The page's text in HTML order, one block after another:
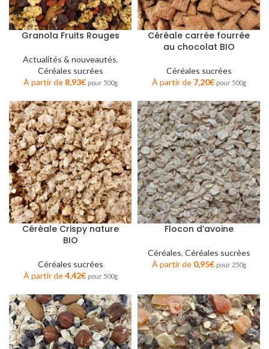
Granola Fruits Rouges
Actualités & nouveautés,
Céréales sucrées
À partir de 8,93€ pour 500g
Céréale carrée fourrée
au chocolat BIO
Céréales sucrées
À partir de 7,20€ pour 500g
Céréale Crispy nature
BIO
Céréales sucrées
À partir de 4,42€ pour 500g
Flocon d’avoine
Céréales, Céréales sucrées
À partir de 0,95€ pour 250g